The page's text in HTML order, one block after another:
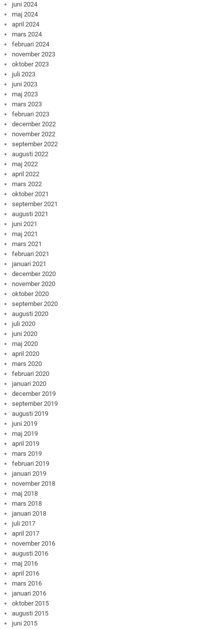
juni 2024
maj 2024
april 2024
mars 2024
februari 2024
november 2023
oktober 2023
juli 2023
juni 2023
maj 2023
mars 2023
februari 2023
december 2022
november 2022
september 2022
augusti 2022
maj 2022
april 2022
mars 2022
oktober 2021
september 2021
augusti 2021
juni 2021
maj 2021
mars 2021
februari 2021
januari 2021
december 2020
november 2020
oktober 2020
september 2020
augusti 2020
juli 2020
juni 2020
maj 2020
april 2020
mars 2020
februari 2020
januari 2020
december 2019
september 2019
augusti 2019
juni 2019
maj 2019
april 2019
mars 2019
februari 2019
januari 2019
november 2018
maj 2018
mars 2018
januari 2018
juli 2017
april 2017
november 2016
augusti 2016
maj 2016
april 2016
mars 2016
januari 2016
oktober 2015
augusti 2015
juni 2015